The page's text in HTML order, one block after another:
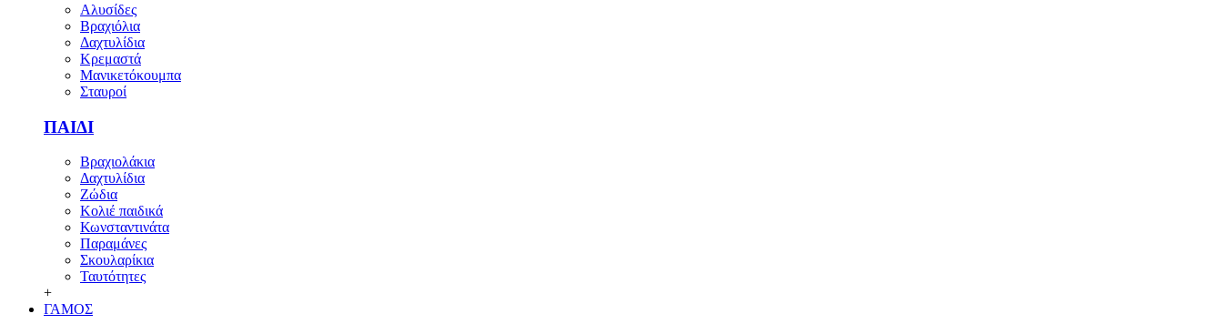
Αλυσίδες
Βραχιόλια
Δαχτυλίδια
Κρεμαστά
Μανικετόκουμπα
Σταυροί
ΠΑΙΔΙ
Βραχιολάκια
Δαχτυλίδια
Ζώδια
Κολιέ παιδικά
Κωνσταντινάτα
Παραμάνες
Σκουλαρίκια
Ταυτότητες
+
ΓΑΜΟΣ